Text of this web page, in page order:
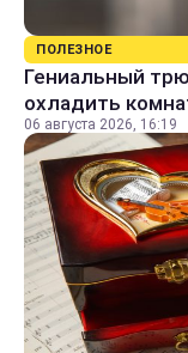
ПОЛЕЗНОЕ
Гениальный
охладить
06 августа 2026, 16:19